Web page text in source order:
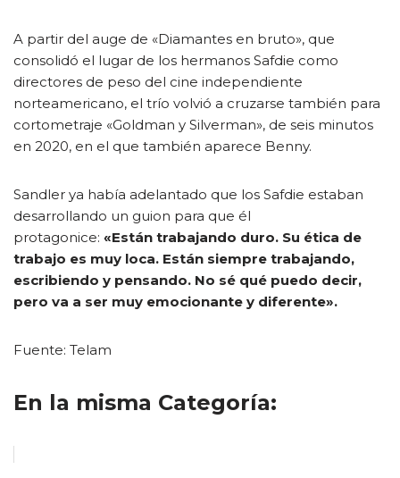
A partir del auge de «Diamantes en bruto», que
consolidó el lugar de los hermanos Safdie como
directores de peso del cine independiente
norteamericano, el trío volvió a cruzarse también para
cortometraje «Goldman y Silverman», de seis minutos
en 2020, en el que también aparece Benny.
Sandler ya había adelantado que los Safdie estaban
desarrollando un guion para que él
protagonice: «Están trabajando duro. Su ética de
trabajo es muy loca. Están siempre trabajando,
escribiendo y pensando. No sé qué puedo decir,
pero va a ser muy emocionante y diferente».
Fuente: Telam
En la misma Categoría: